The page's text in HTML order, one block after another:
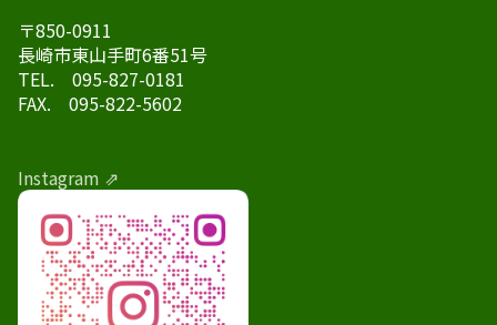
〒850-0911
長崎市東山手町6番51号
TEL. 095-827-0181
FAX. 095-822-5602
Instagram ⇗